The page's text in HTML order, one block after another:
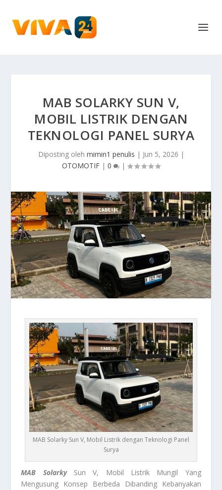
MAB SOLARKY SUN V,
MOBIL LISTRIK DENGAN
TEKNOLOGI PANEL SURYA
Diposting oleh mimin1 penulis | Jun 5, 2026 |
OTOMOTIF | 0 |
MAB Solarky Sun V, Mobil Listrik dengan Teknologi Panel
Surya
MAB SolarkySun V, Mobil Listrik Mungil Yang
Mengusung Konsep Berbeda Dibanding Kebanyakan